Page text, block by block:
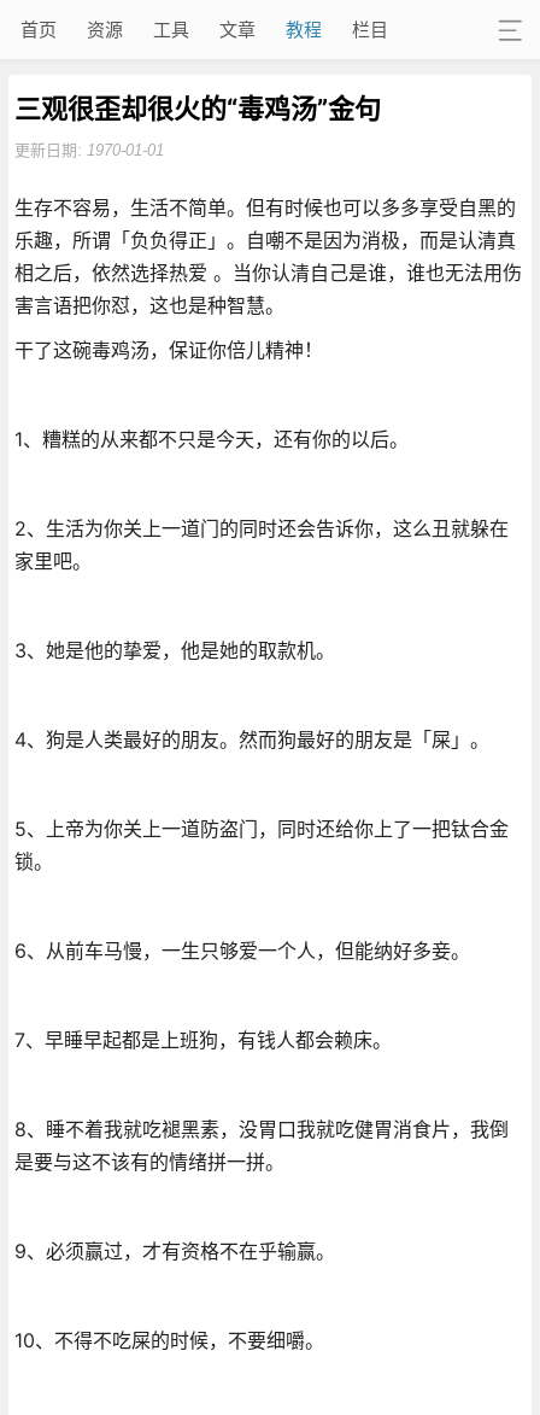
首页 资源 工具 文章 教程 栏目
三观很歪却很火的“毒鸡汤”金句
更新日期: 1970-01-01
生存不容易，生活不简单。但有时候也可以多多享受自黑的
乐趣，所谓「负负得正」。自嘲不是因为消极，而是认清真
相之后，依然选择热爱 。当你认清自己是谁，谁也无法用伤
害言语把你怼，这也是种智慧。
干了这碗毒鸡汤，保证你倍儿精神！
1、糟糕的从来都不只是今天，还有你的以后。
2、生活为你关上一道门的同时还会告诉你，这么丑就躲在
家里吧。
3、她是他的挚爱，他是她的取款机。
4、狗是人类最好的朋友。然而狗最好的朋友是「屎」。
5、上帝为你关上一道防盗门，同时还给你上了一把钛合金
锁。
6、从前车马慢，一生只够爱一个人，但能纳好多妾。
7、早睡早起都是上班狗，有钱人都会赖床。
8、睡不着我就吃褪黑素，没胃口我就吃健胃消食片，我倒
是要与这不该有的情绪拼一拼。
9、必须赢过，才有资格不在乎输赢。
10、不得不吃屎的时候，不要细嚼。